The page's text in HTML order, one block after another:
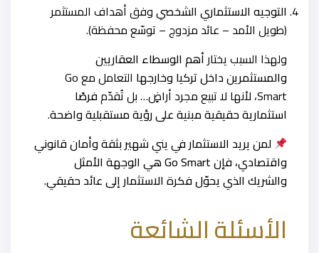
التوجيه الاستثماري الشخصيوفق أهداف المستثمر
(طويل الأمد – عائد مزدوج – توسّع محفظة).
ولهذا السبب يختارأهم الوسطاء العقاريين
والمستثمرين داخل تركيا وخارجها
التعامل مع Go
Smart، لأنها لا تبيع مجرد أراضٍ… بل تُقدّم
فرصًا
استثمارية حقيقية مبنية على رؤية مستقبلية واضحة.
لمن يريد الاستثمار في يني شهير بثقة وأمان قانوني
واقتصادي، فإن Go Smart هي الوجهة الأمثل
والشريك الذي يحوّل فكرة الاستثمار إلى عائد حقيقي.
الأسئلة الشائعة